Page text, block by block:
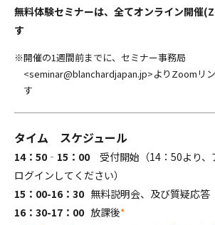
無料体験セミナーは、全てオンライン開催
す
開催の1週間前までに、セミナー事務局
<seminar@blanchardjapan.jp>よりZoomリ
す
タイム スケジュール
14：50‐15：00 受付開始（14：50より、
ログインしてください）
15：00-16：30 無料説明会、及び質疑応答
16：30-17：00 放課後*